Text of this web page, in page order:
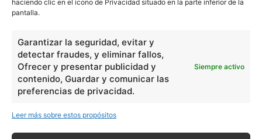
haciendo clic en el icono de Privacidad situado en la parte inferior de la
pantalla.
Garantizar la seguridad, evitar y
detectar fraudes, y eliminar fallos,
Ofrecer y presentar publicidad y
contenido, Guardar y comunicar las
preferencias de privacidad.
Siempre activo
Leer más sobre estos propósitos
Básico
Ciencias
Filosofía
Historia
1597